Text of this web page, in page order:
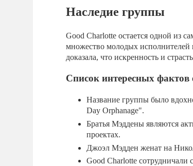
Наследие группы
Good Charlotte остается одной из
множество молодых исполнителей
доказала, что искренность и
Список интересных
Название группы было
Day Orphanage".
Братья Мэддены являются
проектах.
Джоэл Мэдден женат на
Good Charlotte